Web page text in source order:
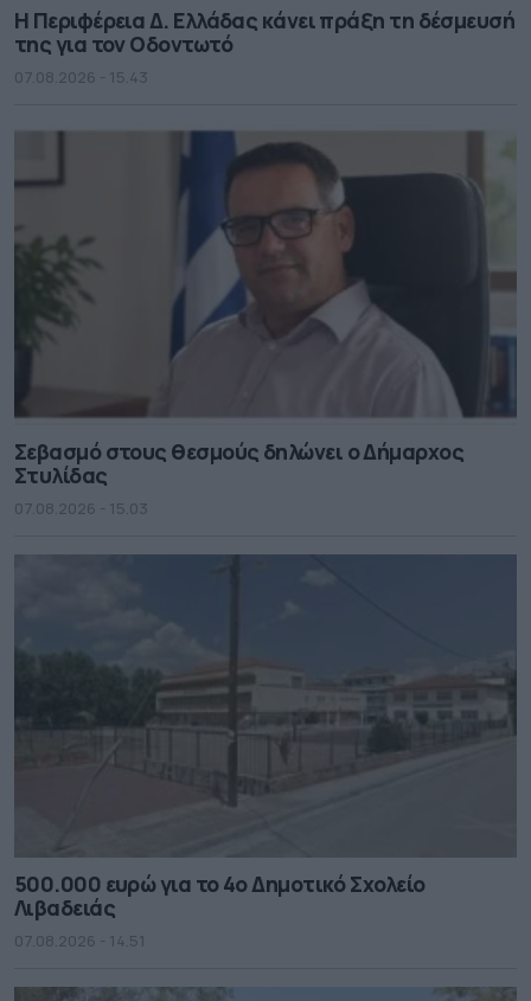
Η Περιφέρεια Δ. Ελλάδας κάνει πράξη τη δέσμευσή
της για τον Οδοντωτό
07.08.2026 - 15.43
Σεβασμό στους θεσμούς δηλώνει ο Δήμαρχος
Στυλίδας
07.08.2026 - 15.03
500.000 ευρώ για το 4ο Δημοτικό Σχολείο
Λιβαδειάς
07.08.2026 - 14.51